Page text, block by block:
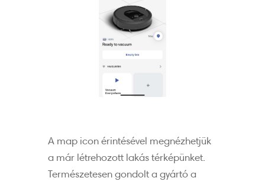
A map icon érintésével megnézhetjük
a már létrehozott lakás térképünket.
Természetesen gondolt a gyártó a